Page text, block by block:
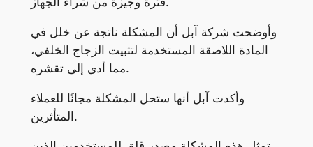
وأوضحت شركة آبل أن المشكلة ناتجة عن خلل في
المادة اللاصقة المستخدمة لتثبيت الزجاج الخلفي،
مما أدى إلى تقشره.
وأكدت آبل أنها ستحل المشكلة مجانًا للعملاء
المتأثرين.